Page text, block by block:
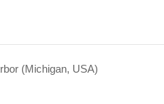
(Michigan, USA)